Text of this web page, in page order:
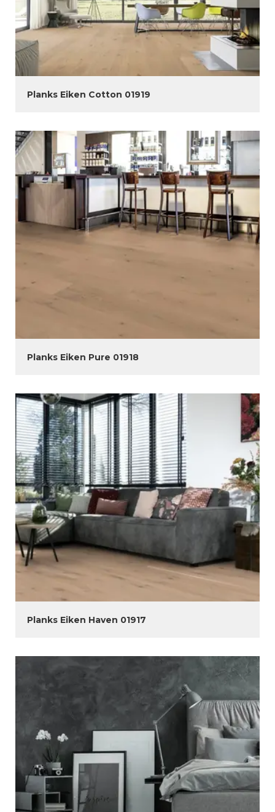
Planks Eiken Cotton 01919
Planks Eiken Pure 01918
Planks Eiken Haven 01917